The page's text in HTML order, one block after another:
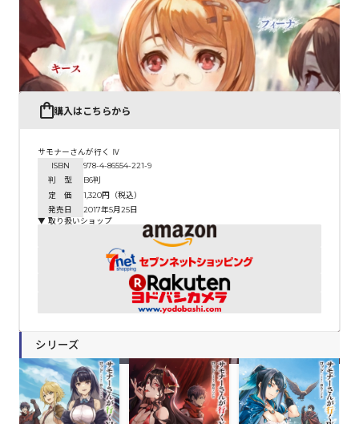
購入はこちらから
サモナーさんが行く Ⅳ
ISBN
978-4-86554-221-9
判 型
B6判
定 価
1,320円（税込）
発売日
2017年5月25日
▼ 取り扱いショップ
シリーズ